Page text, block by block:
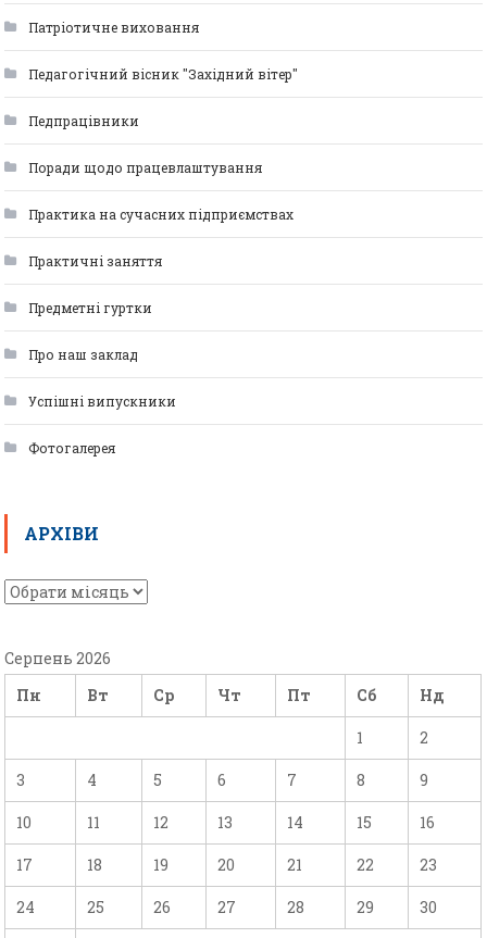
Патріотичне виховання
Педагогічний вісник "Західний вітер"
Педпрацівники
Поради щодо працевлаштування
Практика на сучасних підприємствах
Практичні заняття
Предметні гуртки
Про наш заклад
Успішні випускники
Фотогалерея
АРХІВИ
Серпень 2026
Пн
Вт Ср Чт Пт Сб Нд
1 2
3 4 5 6 7 8 9
10 11 12 13 14 15 16
17 18 19 20 21 22 23
24 25 26 27 28 29 30